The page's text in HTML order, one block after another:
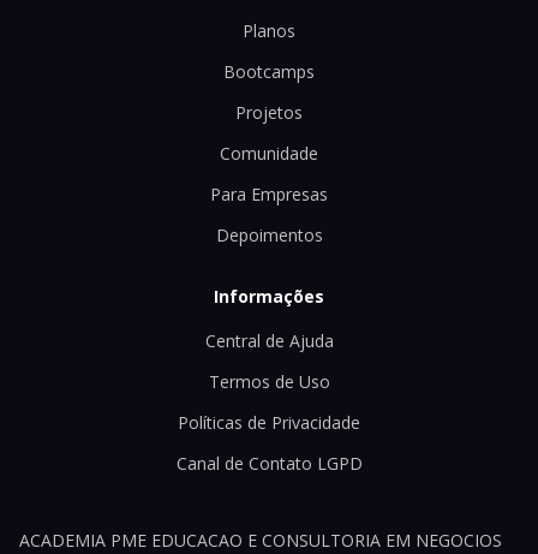
Planos
Bootcamps
Projetos
Comunidade
Para Empresas
Depoimentos
Informações
Central de Ajuda
Termos de Uso
Políticas de Privacidade
Canal de Contato LGPD
ACADEMIA PME EDUCACAO E CONSULTORIA EM NEGOCIOS